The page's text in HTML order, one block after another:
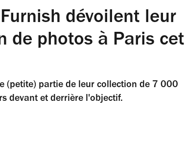
dévoilent leur
de photos à Paris cet
(petite) partie de leur collection de 7 000
devant et derrière l'objectif.